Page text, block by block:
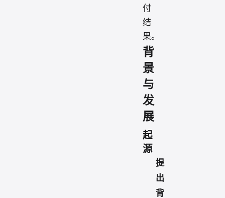
付
结
果。
背
景
与
发
展
起
源
提
出
背